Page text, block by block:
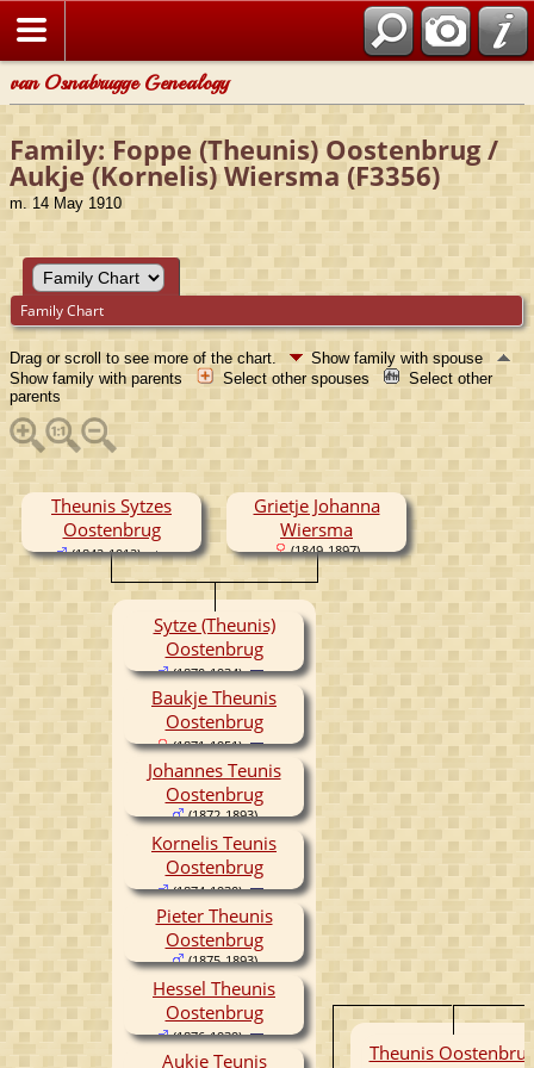
van Osnabrugge Genealogy
Family: Foppe (Theunis) Oostenbrug /
Aukje (Kornelis) Wiersma (F3356)
m. 14 May 1910
Family Chart
Drag or scroll to see more of the chart.
Show family with spouse
Show family with parents
Select other spouses
Select other
parents
Theunis Sytzes
Oostenbrug
(1842-1912)
Grietje Johanna
Wiersma
(1849-1897)
Sytze (Theunis)
Oostenbrug
(1870-1934)
Baukje Theunis
Oostenbrug
(1871-1951)
Johannes Teunis
Oostenbrug
(1872-1893)
Kornelis Teunis
Oostenbrug
(1874-1930)
Pieter Theunis
Oostenbrug
(1875-1893)
Hessel Theunis
Oostenbrug
(1876-1939)
Aukje Teunis Theunis